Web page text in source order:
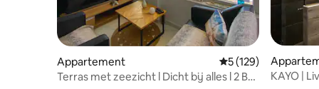
Appartement Gemiddelde
5 (129)
Terras met zeezicht l Dicht bij alles l 2 BR
KAYO |